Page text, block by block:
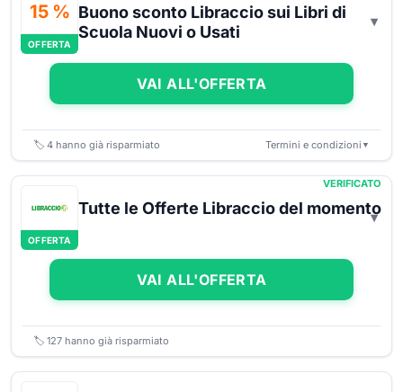
15 %
OFFERTA
Buono sconto Libraccio sui Libri di
Scuola Nuovi o Usati
VAI ALL'OFFERTA
🏷️ 4 hanno già risparmiato Termini e condizioni ▼
OFFERTA
VERIFICATO
Tutte le Offerte Libraccio del momento
VAI ALL'OFFERTA
🏷️ 127 hanno già risparmiato